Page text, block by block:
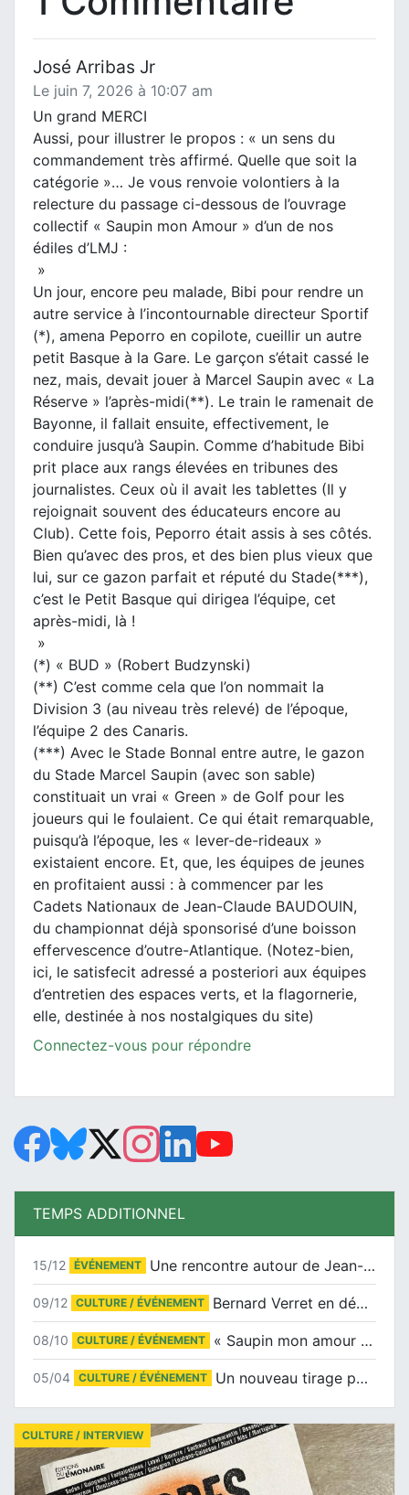
José Arribas Jr
Le juin 7, 2026 à 10:07 am
Un grand MERCI
Aussi, pour illustrer le propos : « un sens du
commandement très affirmé. Quelle que soit la
catégorie »… Je vous renvoie volontiers à la
relecture du passage ci-dessous de l’ouvrage
collectif « Saupin mon Amour » d’un de nos
édiles d’LMJ :
»
Un jour, encore peu malade, Bibi pour rendre un
autre service à l’incontournable directeur Sportif
(*), amena Peporro en copilote, cueillir un autre
petit Basque à la Gare. Le garçon s’était cassé le
nez, mais, devait jouer à Marcel Saupin avec « La
Réserve » l’après-midi(**). Le train le ramenait de
Bayonne, il fallait ensuite, effectivement, le
conduire jusqu’à Saupin. Comme d’habitude Bibi
prit place aux rangs élevées en tribunes des
journalistes. Ceux où il avait les tablettes (Il y
rejoignait souvent des éducateurs encore au
Club). Cette fois, Peporro était assis à ses côtés.
Bien qu’avec des pros, et des bien plus vieux que
lui, sur ce gazon parfait et réputé du Stade(***),
c’est le Petit Basque qui dirigea l’équipe, cet
après-midi, là !
»
(*) « BUD » (Robert Budzynski)
(**) C’est comme cela que l’on nommait la
Division 3 (au niveau très relevé) de l’époque,
l’équipe 2 des Canaris.
(***) Avec le Stade Bonnal entre autre, le gazon
du Stade Marcel Saupin (avec son sable)
constituait un vrai « Green » de Golf pour les
joueurs qui le foulaient. Ce qui était remarquable,
puisqu’à l’époque, les « lever-de-rideaux »
existaient encore. Et, que, les équipes de jeunes
en profitaient aussi : à commencer par les
Cadets Nationaux de Jean-Claude BAUDOUIN,
du championnat déjà sponsorisé d’une boisson
effervescence d’outre-Atlantique. (Notez-bien,
ici, le satisfecit adressé a posteriori aux équipes
d’entretien des espaces verts, et la flagornerie,
elle, destinée à nos nostalgiques du site)
Connectez-vous pour répondre
TEMPS ADDITIONNEL
15/12 ÉVÉNEMENT Une rencontre autour de Jean-Claude Suaudeau
09/12 CULTURE / ÉVÉNEMENT Bernard Verret en dédicaces le samedi 13 décembre à l’Espace Culturel Atlantis
08/10 CULTURE / ÉVÉNEMENT « Saupin mon amour » au salon du livre de Trentemoult
05/04 CULTURE / ÉVÉNEMENT Un nouveau tirage pour le Docu-BD
CULTURE / INTERVIEW